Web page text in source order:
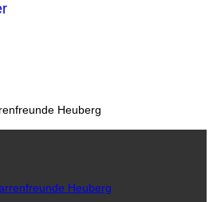
Heuberg